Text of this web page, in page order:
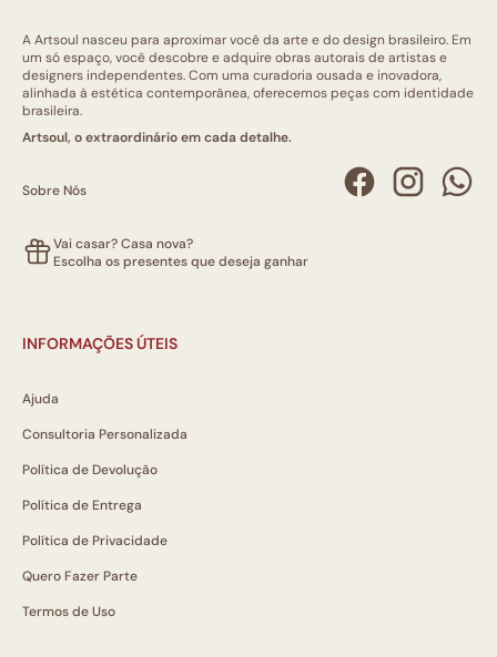
A Artsoul nasceu para aproximar você da arte e do design brasileiro. Em
um só espaço, você descobre e adquire obras autorais de artistas e
designers independentes. Com uma curadoria ousada e inovadora,
alinhada à estética contemporânea, oferecemos peças com identidade
brasileira.
Artsoul, o extraordinário em cada detalhe.
Sobre Nós
Vai casar? Casa nova?
Escolha os presentes que deseja ganhar
INFORMAÇÕES ÚTEIS
Ajuda
Consultoria Personalizada
Política de Devolução
Política de Entrega
Política de Privacidade
Quero Fazer Parte
Termos de Uso